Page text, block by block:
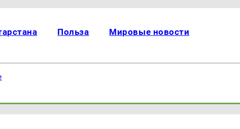
Польза Мировые новости